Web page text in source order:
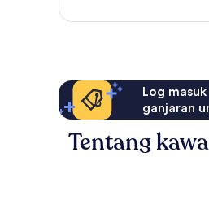
Log
ganjaran
Tentang